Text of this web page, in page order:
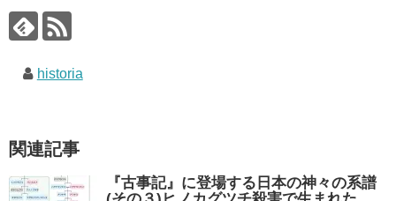
historia
関連記事
『古事記』に登場する日本の神々の系譜